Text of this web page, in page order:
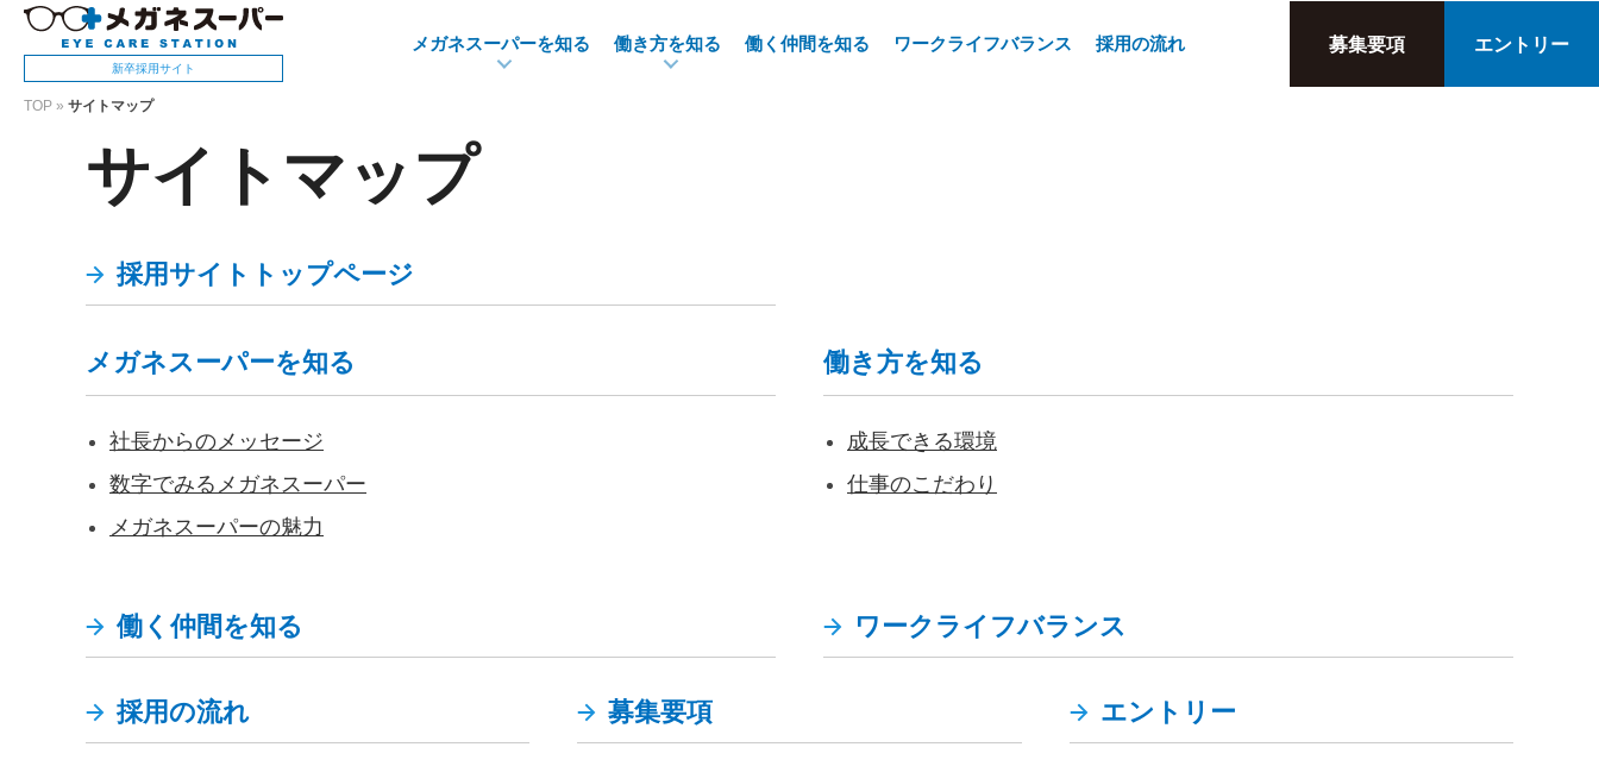
新卒採用サイト
メガネスーパーを知る 働き方を知る 働く仲間を知る ワークライフバランス 採用の流れ 募集要項 エントリー
TOP » サイトマップ
サイトマップ
採用サイトトップページ
メガネスーパーを知る
社長からのメッセージ
数字でみるメガネスーパー
メガネスーパーの魅力
働き方を知る
成長できる環境
仕事のこだわり
働く仲間を知る ワークライフバランス
採用の流れ 募集要項 エントリー